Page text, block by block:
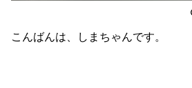
こんばんは、しまちゃんです。